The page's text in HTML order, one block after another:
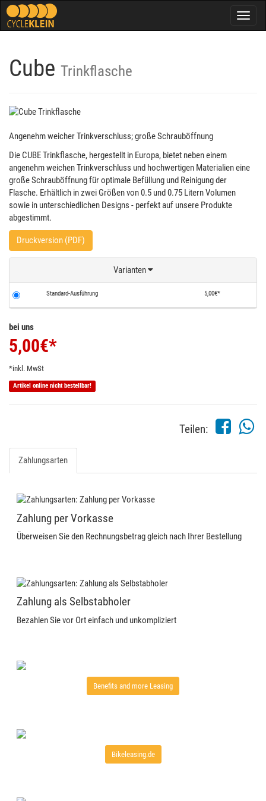
Cube Trinkflasche
Angenehm weicher Trinkverschluss; große Schrauböffnung
Die CUBE Trinkflasche, hergestellt in Europa, bietet neben einem
angenehm weichen Trinkverschluss und hochwertigen Materialien eine
große Schrauböffnung für optimale Befüllung und Reinigung der
Flasche. Erhältlich in zwei Größen von 0.5 und 0.75 Litern Volumen
sowie in unterschiedlichen Designs - perfekt auf unsere Produkte
abgestimmt.
Druckversion (PDF)
Varianten
Standard-Ausführung 5,00€*
bei uns
5,00€*
*inkl. MwSt
Artikel online nicht bestellbar!
Teilen:
Zahlungsarten
Zahlung per Vorkasse
Überweisen Sie den Rechnungsbetrag gleich nach Ihrer Bestellung
Zahlung als Selbstabholer
Bezahlen Sie vor Ort einfach und unkompliziert
Benefits and more Leasing
Bikeleasing.de